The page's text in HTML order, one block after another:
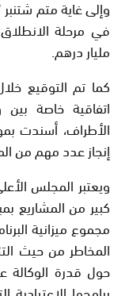
مليار درهم.
اتفاقية خاصة
الأطراف، أسندت
إنجاز عدد مهم من
ويعتبر المجلس
مجموع ميزانية
المخاطر من حيث
حول قدرة الوكالة